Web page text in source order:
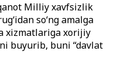
Milliy xavfsizlik
so‘ng amalga
xizmatlariga xorijiy
buyurib, buni “davlat